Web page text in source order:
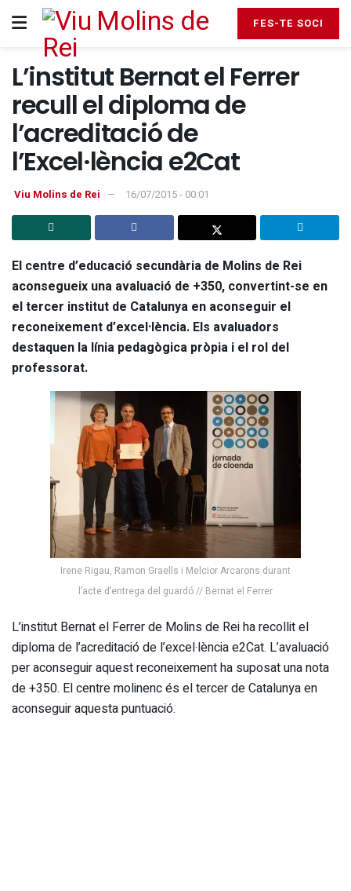
FES-TE SOCI
L’institut Bernat el Ferrer
recull el diploma de
l’acreditació de
l’Excel·lència e2Cat
Viu Molins de Rei 16/07/2015 - 00:01
El centre d’educació secundària de Molins de Rei
aconsegueix una avaluació de +350, convertint-se en
el tercer institut de Catalunya en aconseguir el
reconeixement d’excel·lència. Els avaluadors
destaquen la línia pedagògica pròpia i el rol del
professorat.
Irene Rigau, Ramon Graells i Melcior Arcarons durant
l’acte d’entrega del guardó // Bernat el Ferrer
L’institut Bernat el Ferrer de Molins de Rei ha recollit el
diploma de l’acreditació de l’excel·lència e2Cat. L’avaluació
per aconseguir aquest reconeixement ha suposat una nota
de +350. El centre molinenc és el tercer de Catalunya en
aconseguir aquesta puntuació.